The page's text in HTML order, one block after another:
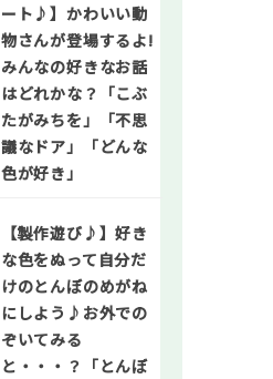
ート♪】かわいい動
物さんが登場するよ!
みんなの好きなお話
はどれかな？「こぶ
たがみちを」「不思
議なドア」「どんな
色が好き」
【製作遊び♪】好き
な色をぬって自分だ
けのとんぼのめがね
にしよう♪お外での
ぞいてみる
と・・・？「とんぼ